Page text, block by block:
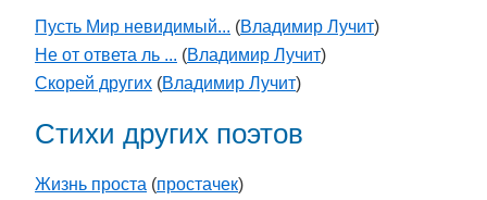
Пусть Мир невидимый... (Владимир Лучит)
Не от ответа ль ... (Владимир Лучит)
Скорей других (Владимир Лучит)
Стихи других поэтов
Жизнь проста (простачек)